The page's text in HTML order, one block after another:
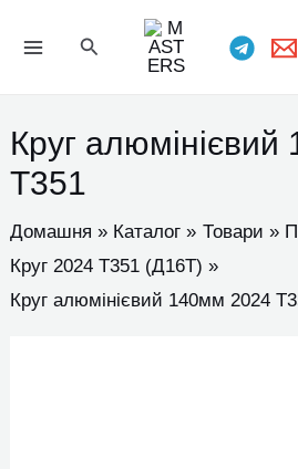
Пошук
Круг
Т351
Домашня Каталог Товари
Круг 2024 Т351 (Д16Т)
Круг алюмінієвий 140мм 2024